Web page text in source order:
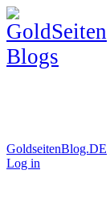
GoldseitenBlog.DE
Log in